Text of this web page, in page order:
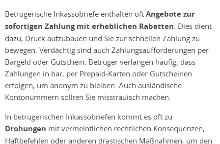
Betrügerische Inkassobriefe enthalten oft Angebote zur
sofortigen Zahlung mit erheblichen Rabatten. Dies dient
dazu, Druck aufzubauen und Sie zur schnellen Zahlung zu
bewegen. Verdächtig sind auch Zahlungsaufforderungen per
Bargeld oder Gutschein. Betrüger verlangen häufig, dass
Zahlungen in bar, per Prepaid-Karten oder Gutscheinen
erfolgen, um anonym zu bleiben. Auch ausländische
Kontonummern sollten Sie misstrauisch machen.
In betrügerischen Inkassobriefen kommt es oft zu
Drohungen mit vermeintlichen rechtlichen Konsequenzen,
Haftbefehlen oder anderen drastischen Maßnahmen, um den